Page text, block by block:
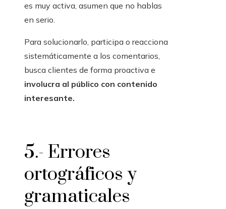
es muy activa, asumen que no hablas
en serio.
Para solucionarlo, participa o reacciona
sistemáticamente a los comentarios,
busca clientes de forma proactiva e
involucra al público con contenido
interesante.
5.- Errores
ortográficos y
gramaticales